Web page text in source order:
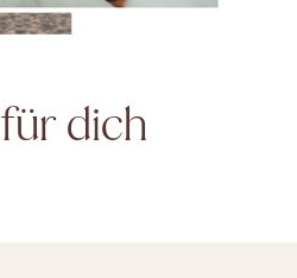
dich